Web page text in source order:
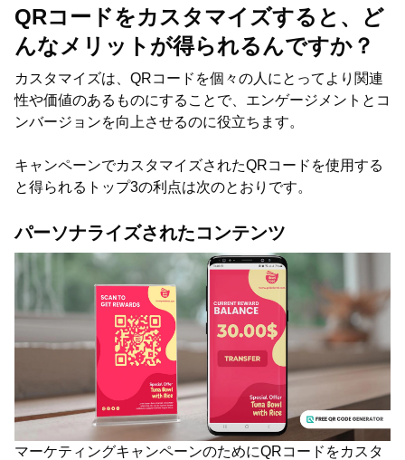
QRコードをカスタマイズすると、ど
んなメリットが得られるんですか？
カスタマイズは、QRコードを個々の人にとってより関連
性や価値のあるものにすることで、エンゲージメントとコ
ンバージョンを向上させるのに役立ちます。
キャンペーンでカスタマイズされたQRコードを使用する
と得られるトップ3の利点は次のとおりです。
パーソナライズされたコンテンツ
マーケティングキャンペーンのためにQRコードをカスタ